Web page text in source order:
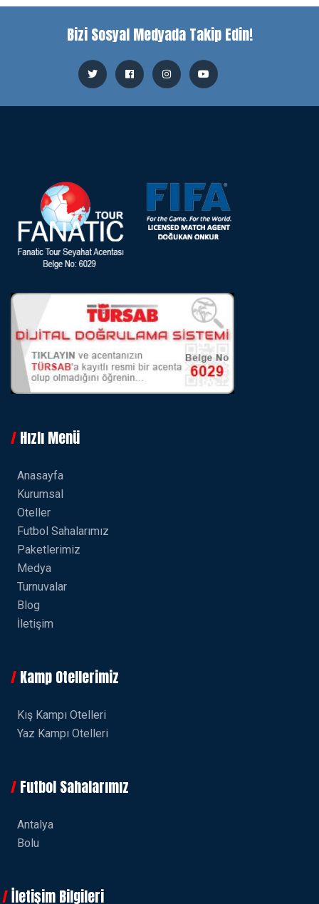
Bizi Sosyal Medyada Takip Edin!
Hızlı Menü
Anasayfa
Kurumsal
Oteller
Futbol Sahalarımız
Paketlerimiz
Medya
Turnuvalar
Blog
İletişim
Kamp Otellerimiz
Kış Kampı Otelleri
Yaz Kampı Otelleri
Futbol Sahalarımız
Antalya
Bolu
İletişim Bilgileri